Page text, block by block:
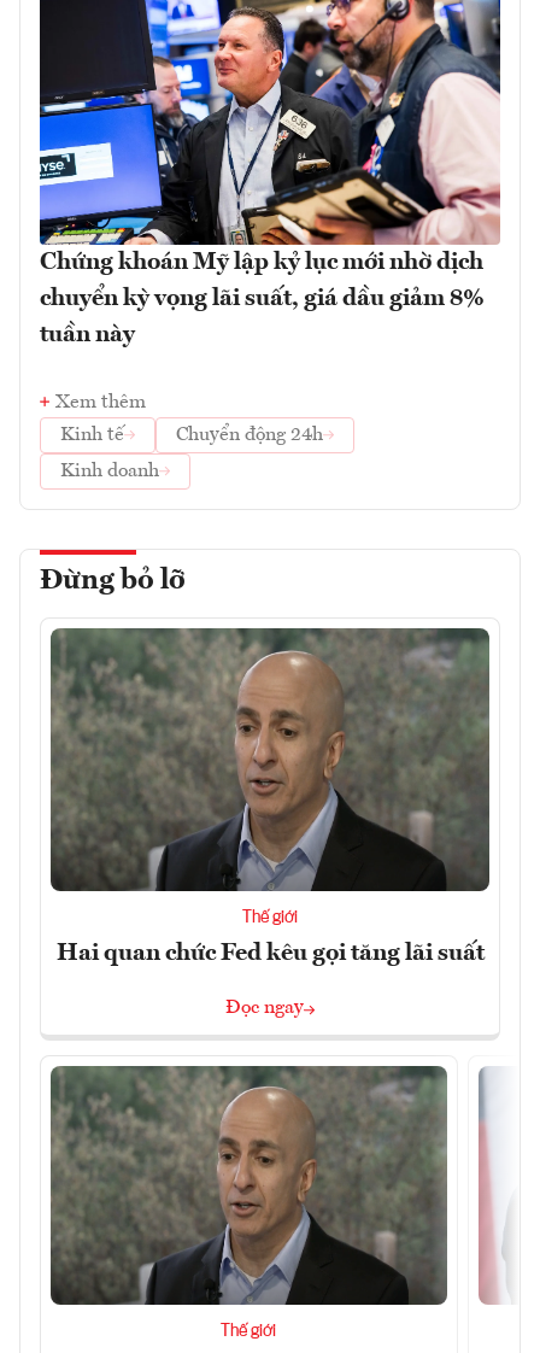
Chứng khoán Mỹ lập kỷ lục mới nhờ dịch
chuyển kỳ vọng lãi suất, giá dầu giảm 8%
tuần này
Xem thêm
Kinh tế
Chuyển động 24h
Kinh doanh
Đừng bỏ lỡ
Thế giới
Hai quan chức Fed kêu gọi tăng lãi suất
Đọc ngay
Thế giới